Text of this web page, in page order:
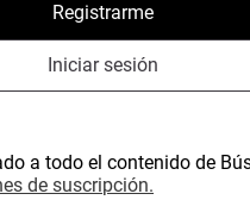
Registrarme
Iniciar sesión
a todo el contenido de
de suscripción.